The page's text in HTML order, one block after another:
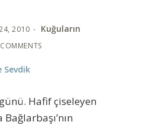
2010
Kuğuların
Sevdik
Hafif çiseleyen